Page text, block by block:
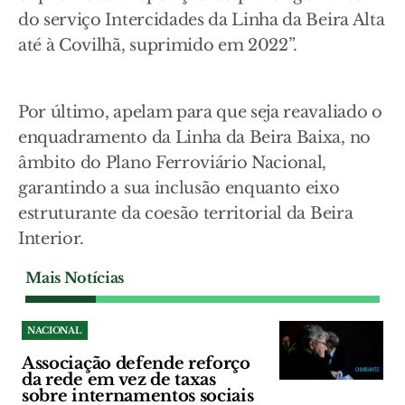
do serviço Intercidades da Linha da Beira Alta
até à Covilhã, suprimido em 2022”.
Por último, apelam para que seja reavaliado o
enquadramento da Linha da Beira Baixa, no
âmbito do Plano Ferroviário Nacional,
garantindo a sua inclusão enquanto eixo
estruturante da coesão territorial da Beira
Interior.
Mais Notícias
NACIONAL
Associação defende reforço
da rede em vez de taxas
sobre internamentos sociais